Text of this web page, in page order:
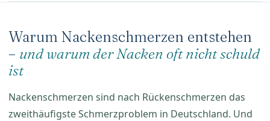
Warum Nackenschmerzen entstehen
– und warum der Nacken oft nicht schuld
ist
Nackenschmerzen sind nach Rückenschmerzen das
zweithäufigste Schmerzproblem in Deutschland. Und